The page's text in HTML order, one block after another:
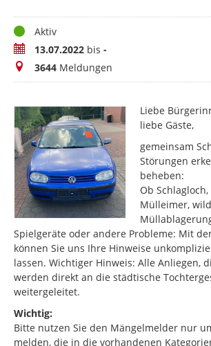
StatusAktiv
Zeitraum13.07.2022 bis -
Meldungen
3644 Meldungen
Liebe
liebe Gäste,
gemeinsam
Störungen
beheben:
Ob
Mülleimer,
Spielgeräte oder andere Probleme: Mit
können Sie uns Ihre Hinweise
lassen. Wichtiger Hinweis: Alle Anliegen,
werden direkt an die städtische
weitergeleitet.
Wichtig:
Bitte nutzen Sie den Mängelmelder nur
melden, die in die vorhandenen